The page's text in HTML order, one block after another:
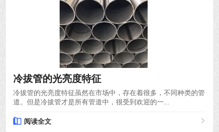
冷拔管的光亮度特征
冷拔管的光亮度特征虽然在市场中，存在着很多，不同种类的管
道。但是冷拔管才是所有管道中，很受到欢迎的一...
阅读全文